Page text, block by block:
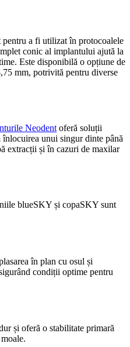
pentru a fi utilizat în protocoalele
conic al implantului ajută la
Este disponibilă o opțiune de
mm, potrivită pentru diverse
Neodent oferă soluții
unui singur dinte până
extracții și în cazuri de maxilar
blueSKY și copaSKY sunt
în plan cu osul și
condiții optime pentru
și oferă o stabilitate primară